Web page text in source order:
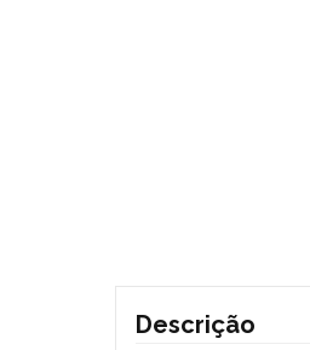
Descrição